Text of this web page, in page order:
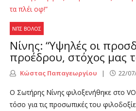
ΝΠΣ ΒΌΛΟΣ
Νίνης: “Υψηλές οι
προέδρου, στόχος μας
Κώστας Παπαγεωργίου 22/
Ο Σωτήρης Νίνης φιλοξενήθηκε στο
τόσο για τις προσωπικές του